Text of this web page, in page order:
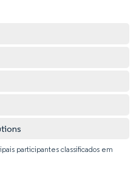
participantes classificados em